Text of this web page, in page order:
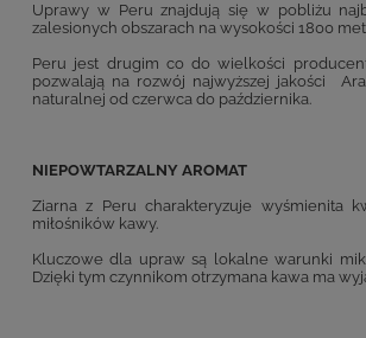
Uprawy w Peru znajdują się w pobliżu
zalesionych obszarach na wysokości 1800
Peru jest drugim co do wielkości
pozwalają na rozwój najwyższej jakości
naturalnej od czerwca do października.
NIEPOWTARZALNY AROMAT
Ziarna z Peru charakteryzuje wyśmienita
miłośników kawy.
Kluczowe dla upraw są lokalne warunki
Dzięki tym czynnikom otrzymana kawa ma